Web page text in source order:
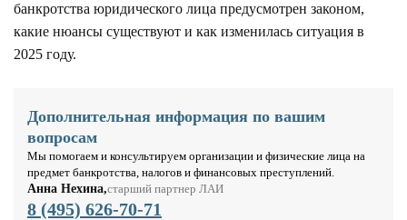
банкротства юридического лица предусмотрен законом,
какие нюансы существуют и как изменилась ситуация в
2025 году.
Дополнительная информация по вашим
вопросам
Мы помогаем и консультируем организации и физические лица на
предмет банкротства, налогов и финансовых преступлений.
Анна Нехина,старший партнер ЛАИ
8 (495) 626-70-71